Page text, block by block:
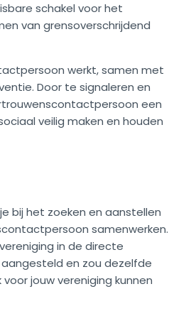
schakel voor het
van grensoverschrijdend
werkt, samen met
Door te signaleren en
een
veilig maken en houden
bij het zoeken en aanstellen
samenwerken.
in de directe
en zou dezelfde
jouw vereniging kunnen